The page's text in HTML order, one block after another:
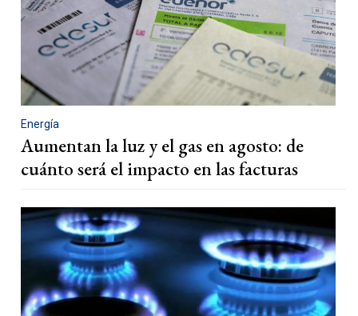
Energía
Aumentan la luz y el gas en agosto: de
cuánto será el impacto en las facturas